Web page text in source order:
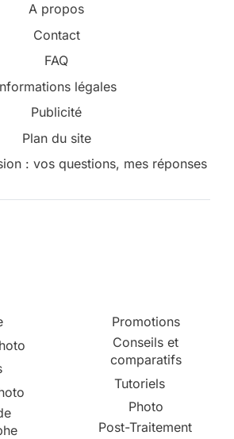
A propos
Contact
FAQ
légales
Publicité
Plan du site
: vos questions, mes réponses
Promotions
Conseils et
comparatifs
Tutoriels
Photo
Post-Traitement